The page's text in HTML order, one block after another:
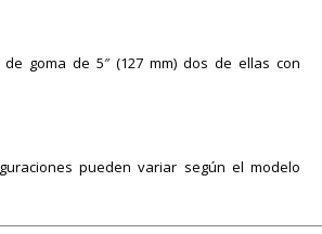
goma de 5″ (127 mm) dos de ellas con
pueden variar según el modelo